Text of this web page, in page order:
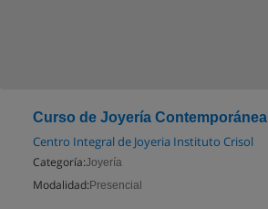
Curso de Joyería Contemporánea
Centro Integral de Joyeria Instituto Crisol
Categoría:Joyería
Modalidad: Presencial